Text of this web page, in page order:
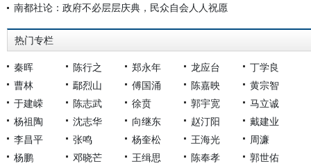
南都社论：政府不必层层庆典，民众自会人人祝愿
热门专栏
秦晖 陈行之 郑永年 龙应台
丁学良
曹林
鄢烈山 傅国涌 陈嘉映
黄宗智
于建嵘
陈志武 徐贲 郭宇宽
马立诚
杨祖陶
沈志华 向继东 赵汀阳
戴建业
李昌平
张鸣 杨奎松 王海光
周濂
杨鹏
邓晓芒 王缉思 陈奉孝 郭世佑